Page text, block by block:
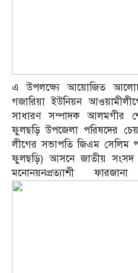
এ উপলক্ষ্যে আয়োজিত
গজারিয়া ইউনিয়ন
সাধারণ সম্পাদক আলমগীর
ফুলছড়ি উপজেলা পরিষদের
লীগের সভাপতি জিএম সেলিম
ফুলছড়ি) আসনে জাতীয় সংসদ
মনোনয়নপ্রত্যাশী